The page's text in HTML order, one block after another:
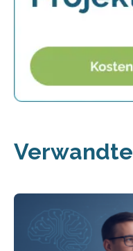
Verwandte